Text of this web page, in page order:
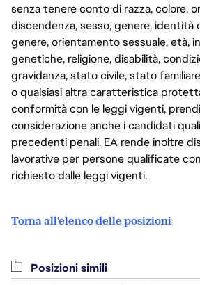
senza tenere conto di razza, colore,
discendenza, sesso, genere, identità
genere, orientamento sessuale, età,
genetiche, religione, disabilità,
gravidanza, stato civile, stato
o qualsiasi altra caratteristica
conformità con le leggi vigenti,
considerazione anche i candidati
precedenti penali. EA rende inoltre
lavorative per persone qualificate
richiesto dalle leggi vigenti.
Torna all'elenco delle posizioni
Posizioni simili